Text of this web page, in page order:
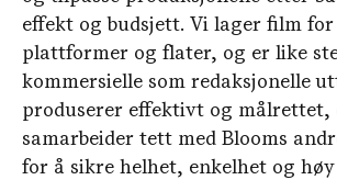
effekt og budsjett. Vi lager film
plattformer og flater, og er like
kommersielle som redaksjonelle
produserer effektivt og målrettet,
samarbeider tett med Blooms
for å sikre helhet, enkelhet og